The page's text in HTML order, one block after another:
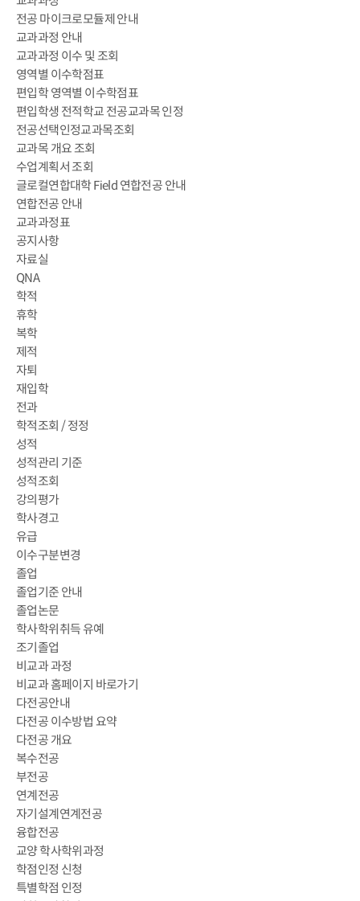
전공 마이크로모듈제 안내
교과과정 안내
교과과정 이수 및 조회
영역별 이수학점표
편입학 영역별 이수학점표
편입학생 전적학교 전공교과목 인정
전공선택인정교과목조회
교과목 개요 조회
수업계획서 조회
글로컬연합대학 Field 연합전공 안내
연합전공 안내
교과과정표
공지사항
자료실
QNA
학적
휴학
복학
제적
자퇴
재입학
전과
학적조회 / 정정
성적
성적관리 기준
성적조회
강의평가
학사경고
유급
이수구분변경
졸업
졸업기준 안내
졸업논문
학사학위취득 유예
조기졸업
비교과 과정
비교과 홈페이지 바로가기
다전공안내
다전공 이수방법 요약
다전공 개요
복수전공
부전공
연계전공
자기설계연계전공
융합전공
교양 학사학위과정
학점인정 신청
특별학점 인정